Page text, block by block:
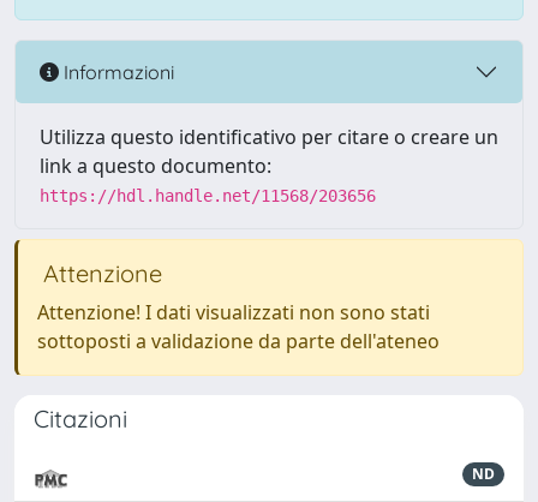
Informazioni
Utilizza questo identificativo per citare o creare un
link a questo documento:
https://hdl.handle.net/11568/203656
Attenzione
Attenzione! I dati visualizzati non sono stati
sottoposti a validazione da parte dell'ateneo
Citazioni
ND